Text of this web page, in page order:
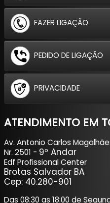
FAZER LIGAÇÃO
PEDIDO DE LIGAÇÃO
PRIVACIDADE
ATENDIMENTO EM
Av. Antonio Carlos
Nr. 2501 - 9º Andar
Edf Profissional Center
Brotas Salvador BA
Cep: 40.280-901
Das 08:30 as 18:00 de